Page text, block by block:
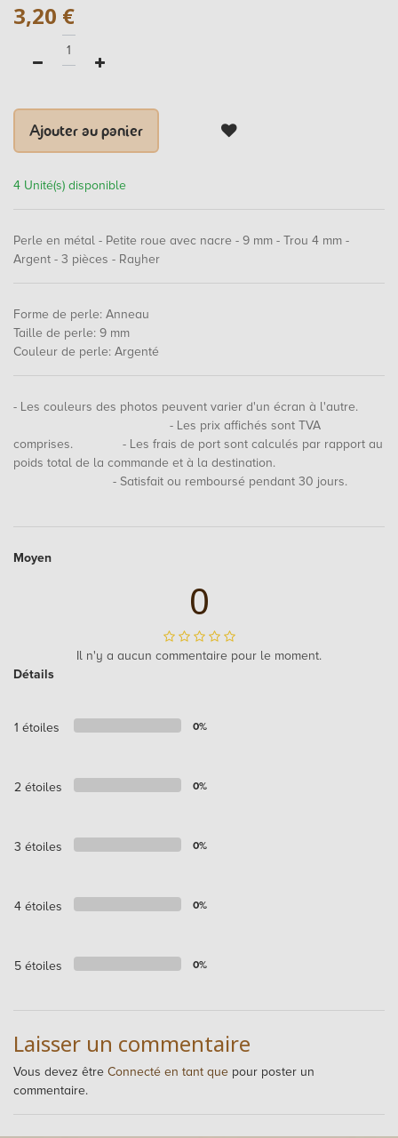
3,20 €
Ajouter au panier
4 Unité(s) disponible
Perle en métal - Petite roue avec nacre - 9 mm - Trou 4 mm -
Argent - 3 pièces - Rayher
Forme de perle: Anneau
Taille de perle: 9 mm
Couleur de perle: Argenté
- Les couleurs des photos peuvent varier d'un écran à l'autre.
- Les prix affichés sont TVA
comprises. - Les frais de port sont calculés par rapport au
poids total de la commande et à la destination.
- Satisfait ou remboursé pendant 30 jours.
Moyen
0
Il n'y a aucun commentaire pour le moment.
Détails
1 étoiles 0%
2 étoiles 0%
3 étoiles 0%
4 étoiles 0%
5 étoiles 0%
Laisser un commentaire
Vous devez être Connecté en tant que pour poster un
commentaire.